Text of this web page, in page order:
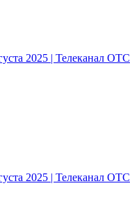
2025 | Телеканал ОТС
2025 | Телеканал ОТС